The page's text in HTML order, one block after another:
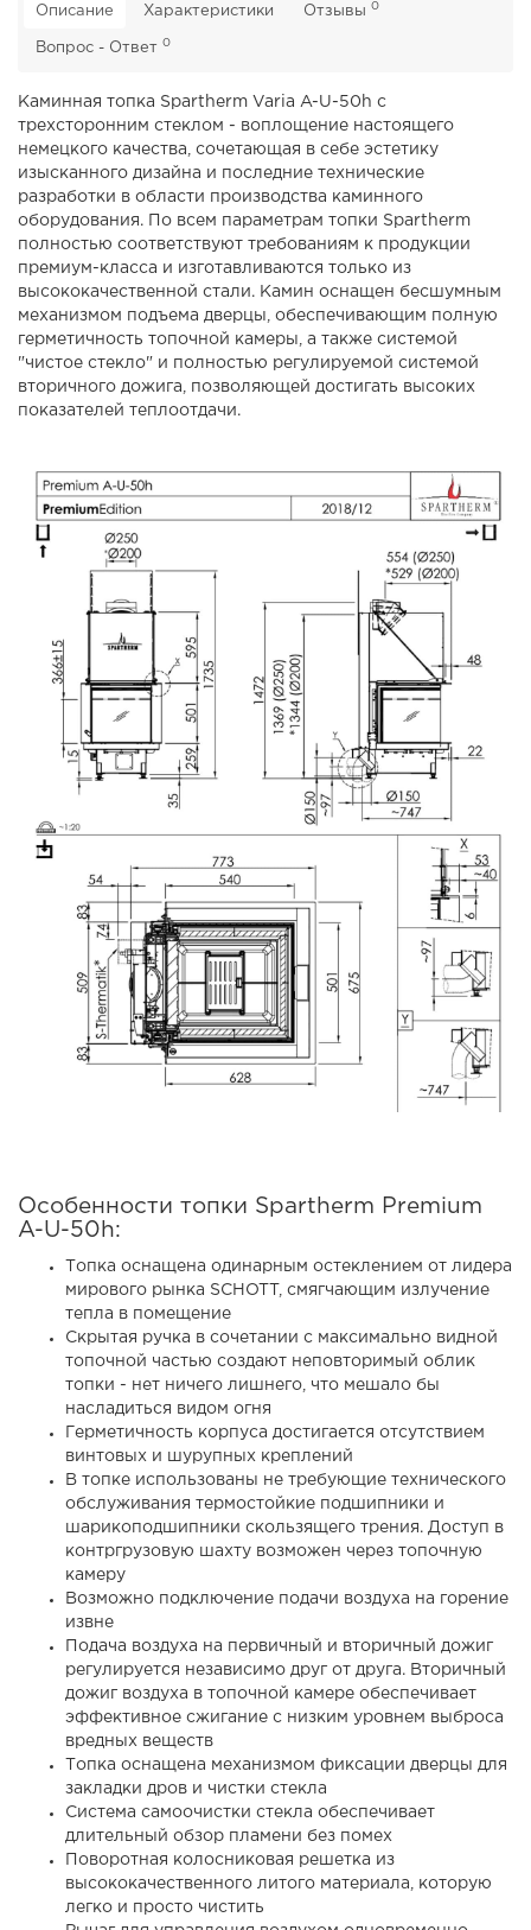
Описание Характеристики Отзывы 0
Вопрос - Ответ 0
Каминная топка Spartherm Varia A-U-50h с
трехсторонним стеклом - воплощение настоящего
немецкого качества, сочетающая в себе эстетику
изысканного дизайна и последние технические
разработки в области производства каминного
оборудования. По всем параметрам топки Spartherm
полностью соответствуют требованиям к продукции
премиум-класса и изготавливаются только из
высококачественной стали. Камин оснащен бесшумным
механизмом подъема дверцы, обеспечивающим полную
герметичность топочной камеры, а также системой
"чистое стекло" и полностью регулируемой системой
вторичного дожига, позволяющей достигать высоких
показателей теплоотдачи.
Особенности топки Spartherm Premium
A-U-50h:
Топка оснащена одинарным остеклением от лидера
мирового рынка SCHOTT, смягчающим излучение
тепла в помещение
Скрытая ручка в сочетании с максимально видной
топочной частью создают неповторимый облик
топки - нет ничего лишнего, что мешало бы
насладиться видом огня
Герметичность корпуса достигается отсутствием
винтовых и шурупных креплений
В топке использованы не требующие технического
обслуживания термостойкие подшипники и
шарикоподшипники скользящего трения. Доступ в
контргрузовую шахту возможен через топочную
камеру
Возможно подключение подачи воздуха на горение
извне
Подача воздуха на первичный и вторичный дожиг
регулируется независимо друг от друга. Вторичный
дожиг воздуха в топочной камере обеспечивает
эффективное сжигание с низким уровнем выброса
вредных веществ
Топка оснащена механизмом фиксации дверцы для
закладки дров и чистки стекла
Система самоочистки стекла обеспечивает
длительный обзор пламени без помех
Поворотная колосниковая решетка из
высококачественного литого материала, которую
легко и просто чистить